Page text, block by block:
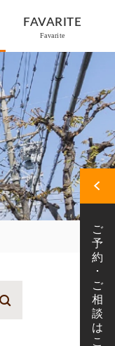
FAVARITE
Favarite